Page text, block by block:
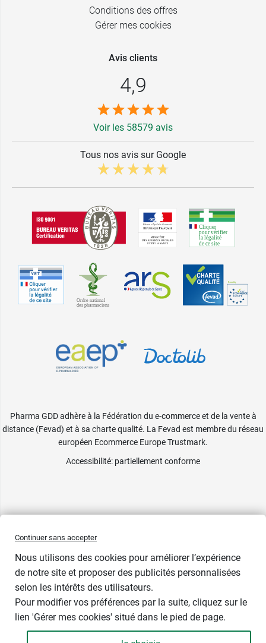
Conditions des offres
Gérer mes cookies
Avis clients
4,9
Voir les 58579 avis
Tous nos avis sur Google
Pharma GDD adhère à la Fédération du e-commerce et de la vente à
distance (Fevad) et à sa charte qualité. La Fevad est membre du réseau
européen Ecommerce Europe Trustmark.
Accessibilité: partiellement conforme
Continuer sans accepter
Nous utilisons des cookies pour améliorer l’expérience
de notre site et proposer des publicités personnalisées
selon les intérêts des utilisateurs.
Pour modifier vos préférences par la suite, cliquez sur le
lien 'Gérer mes cookies' situé dans le pied de page.